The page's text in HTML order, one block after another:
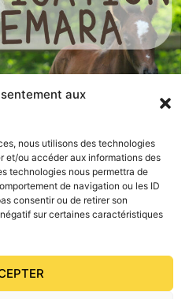
aux
nous utilisons des technologies
et/ou accéder aux informations des
technologies nous permettra de
de navigation ou les ID
consentir ou de retirer son
sur certaines caractéristiques
dimanche 9 avril 2023. Les
Connemara sont